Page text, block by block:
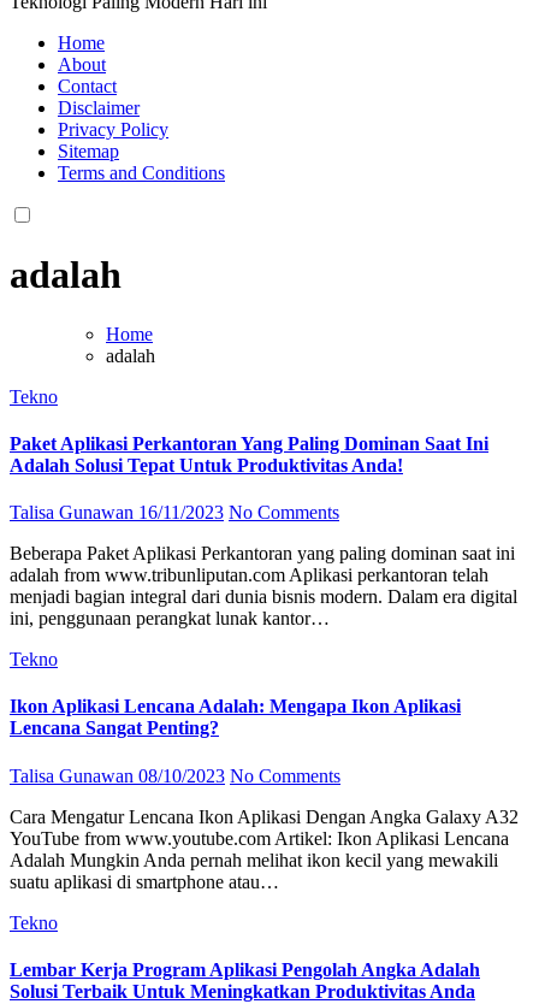
Home
About
Contact
Disclaimer
Privacy Policy
Sitemap
Terms and Conditions
adalah
Home
adalah
Tekno
Paket Aplikasi Perkantoran Yang Paling Dominan Saat Ini
Adalah Solusi Tepat Untuk Produktivitas Anda!
Talisa Gunawan 16/11/2023 No Comments
Beberapa Paket Aplikasi Perkantoran yang paling dominan saat ini
adalah from www.tribunliputan.com Aplikasi perkantoran telah
menjadi bagian integral dari dunia bisnis modern. Dalam era digital
ini, penggunaan perangkat lunak kantor…
Tekno
Ikon Aplikasi Lencana Adalah: Mengapa Ikon Aplikasi
Lencana Sangat Penting?
Talisa Gunawan 08/10/2023 No Comments
Cara Mengatur Lencana Ikon Aplikasi Dengan Angka Galaxy A32
YouTube from www.youtube.com Artikel: Ikon Aplikasi Lencana
Adalah Mungkin Anda pernah melihat ikon kecil yang mewakili
suatu aplikasi di smartphone atau…
Tekno
Lembar Kerja Program Aplikasi Pengolah Angka Adalah
Solusi Terbaik Untuk Meningkatkan Produktivitas Anda